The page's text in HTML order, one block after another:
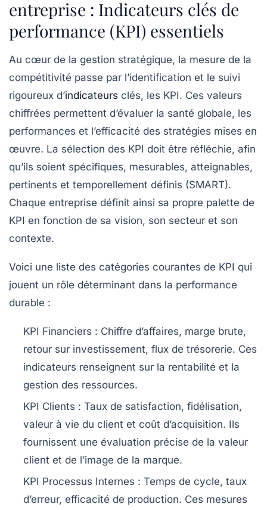
entreprise : Indicateurs clés de
performance (KPI) essentiels
Au cœur de la gestion stratégique, la mesure de la
compétitivité passe par l’identification et le suivi
rigoureux d’indicateurs clés, les KPI. Ces valeurs
chiffrées permettent d’évaluer la santé globale, les
performances et l’efficacité des stratégies mises en
œuvre. La sélection des KPI doit être réfléchie, afin
qu’ils soient spécifiques, mesurables, atteignables,
pertinents et temporellement définis (SMART).
Chaque entreprise définit ainsi sa propre palette de
KPI en fonction de sa vision, son secteur et son
contexte.
Voici une liste des catégories courantes de KPI qui
jouent un rôle déterminant dans la performance
durable :
KPI Financiers : Chiffre d’affaires, marge brute,
retour sur investissement, flux de trésorerie. Ces
indicateurs renseignent sur la rentabilité et la
gestion des ressources.
KPI Clients : Taux de satisfaction, fidélisation,
valeur à vie du client et coût d’acquisition. Ils
fournissent une évaluation précise de la valeur
client et de l’image de la marque.
KPI Processus Internes : Temps de cycle, taux
d’erreur, efficacité de production. Ces mesures